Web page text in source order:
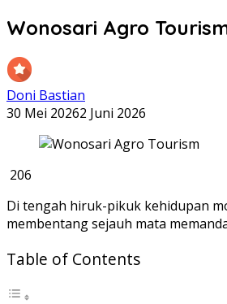
Wonosari Agro
Doni Bastian
30 Mei 20262 Juni 2026
206
Di tengah hiruk-pikuk kehidupan
membentang sejauh mata
Table of Contents